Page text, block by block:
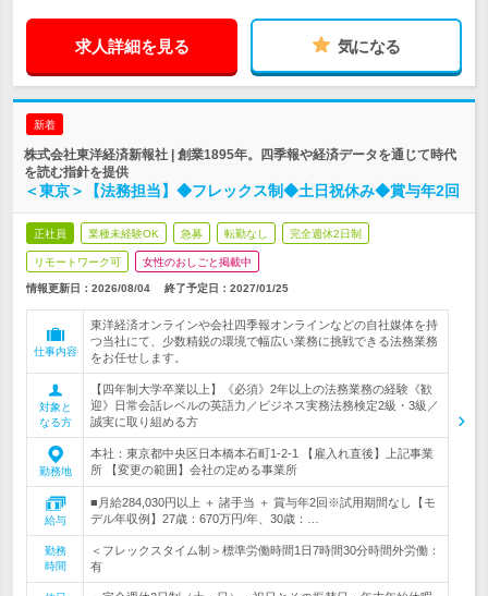
求人詳細を見る 気になる
新着
株式会社東洋経済新報社 | 創業1895年。四季報や経済データを通じて時代
を読む指針を提供
＜東京＞【法務担当】◆フレックス制◆土日祝休み◆賞与年2回
正社員 業種未経験OK 急募 転勤なし 完全週休2日制
リモートワーク可 女性のおしごと掲載中
情報更新日：2026/08/04 終了予定日： 2027/01/25
仕事内容
東洋経済オンラインや会社四季報オンラインなどの自社媒体を持
つ当社にて、少数精鋭の環境で幅広い業務に挑戦できる法務業務
をお任せします。
対象と
なる方
【四年制大学卒業以上】《必須》2年以上の法務業務の経験《歓
迎》日常会話レベルの英語力／ビジネス実務法務検定2級・3級／
誠実に取り組める方
勤務地
本社：東京都中央区日本橋本石町1-2-1 【雇入れ直後】上記事業
所 【変更の範囲】会社の定める事業所
給与
■月給284,030円以上 ＋ 諸手当 ＋ 賞与年2回※試用期間なし【モ
デル年収例】27歳：670万円/年、30歳：…
勤務
時間
＜フレックスタイム制＞標準労働時間1日7時間30分時間外労働：
有